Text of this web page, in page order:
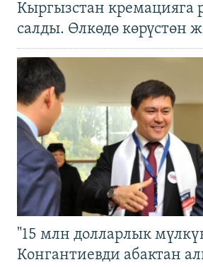
Кыргызстан кремацияга
салды. Өлкөдө көрүстөн
"15 млн долларлык
Конгантиевди абактан